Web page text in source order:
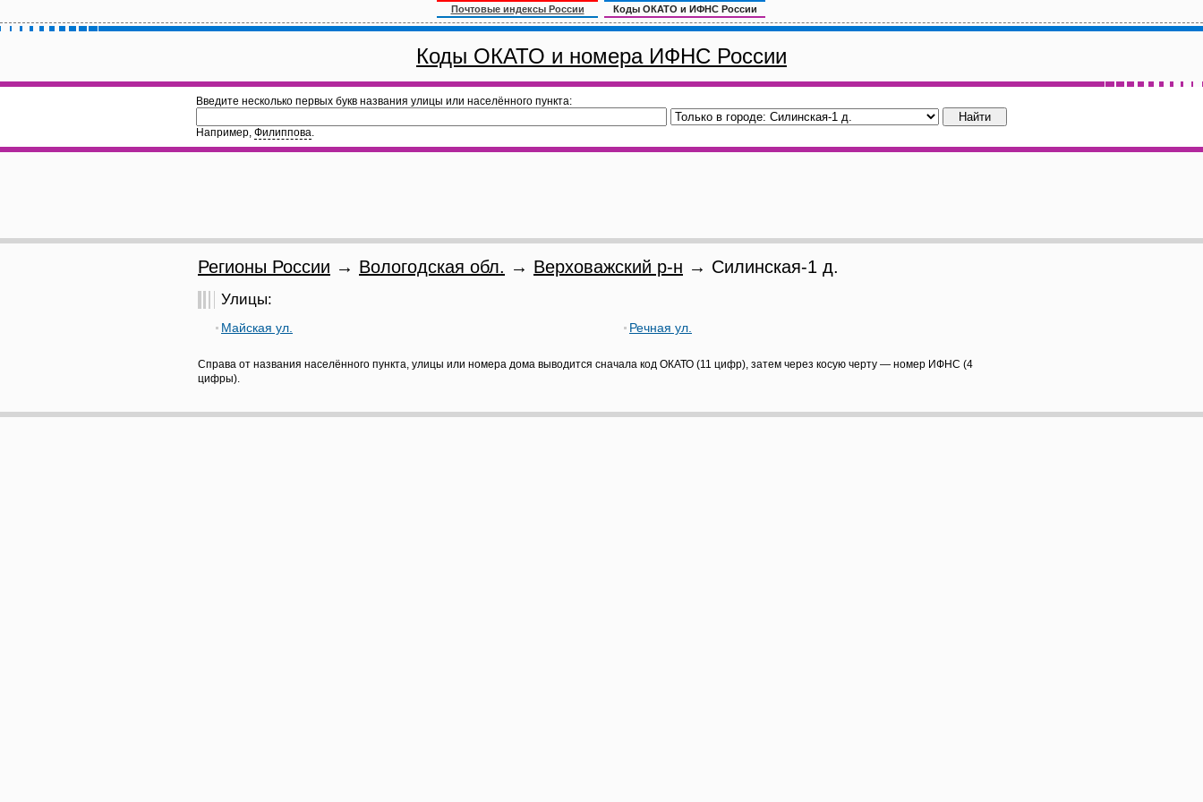
Почтовые индексы России Коды ОКАТО и ИФНС России
Коды ОКАТО и номера ИФНС России
Введите несколько первых букв названия улицы или населённого пункта:
Например, Филиппова.
Регионы России → Вологодская обл. → Верховажский р-н → Силинская-1 д.
Улицы:
Майская ул. Речная ул.
Справа от названия населённого пункта, улицы или номера дома выводится сначала код ОКАТО (11 цифр), затем через косую черту — номер ИФНС (4
цифры).